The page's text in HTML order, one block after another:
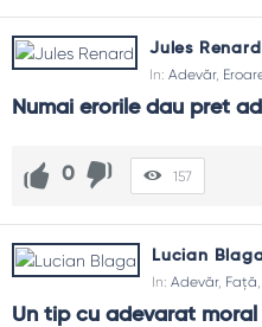
Jules Renard
In: Adevăr,
Numai erorile dau pret
0 157
Lucian
In: Adevăr, Față,
Un tip cu adevarat